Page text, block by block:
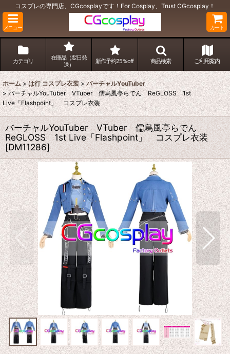
コスプレの専門店、CGcosplayです！For Cosplay、Trust CGcosplay！
メニュー カート
カテゴリ
在庫品（翌日発
送）
新作予約25％off 商品検索 ご利用案内
ホーム > は行 コスプレ衣装 > バーチャルYouTuber
> バーチャルYouTuber VTuber 儒烏風亭らでん ReGLOSS 1st
Live「Flashpoint」 コスプレ衣装
バーチャルYouTuber VTuber 儒烏風亭らでん
ReGLOSS 1st Live「Flashpoint」 コスプレ衣装
[DM11286]